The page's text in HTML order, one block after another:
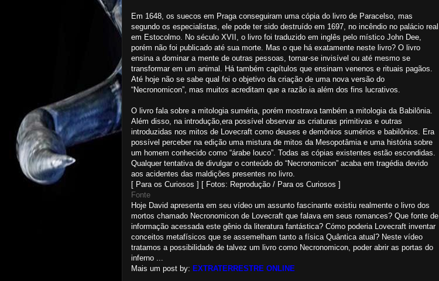
Em 1648, os suecos em Praga conseguiram uma cópia do livro de Paracelso, mas
segundo os especialistas, ele pode ter sido destruído em 1697, no incêndio no palácio real
em Estocolmo. No século XVII, o livro foi traduzido em inglês pelo místico John Dee,
porém não foi publicado até sua morte. Mas o que há exatamente neste livro? O livro
ensina a dominar a mente de outras pessoas, tornar-se invisível ou até mesmo se
transformar em um animal. Há também capítulos que ensinam venenos e rituais pagãos.
Até hoje não se sabe qual foi o objetivo da criação de uma nova versão do
“Necronomicon”, mas muitos acreditam que a razão ia além dos fins lucrativos.
O livro fala sobre a mitologia suméria, porém mostrava também a mitologia da Babilônia.
Além disso, na introdução,era possível observar as criaturas primitivas e outras
introduzidas nos mitos de Lovecraft como deuses e demônios sumérios e babilônios. Era
possível perceber na edição uma mistura de mitos da Mesopotâmia e uma história sobre
um homem conhecido como “árabe louco”. Todas as cópias existentes estão escondidas.
Qualquer tentativa de divulgar o conteúdo do “Necronomicon” acaba em tragédia devido
aos acidentes das maldições presentes no livro.
[ Para os Curiosos ] [ Fotos: Reprodução / Para os Curiosos ]
Fonte
Hoje David apresenta em seu vídeo um assunto fascinante existiu realmente o livro dos
mortos chamado Necronomicon de Lovecraft que falava em seus romances? Que fonte de
informação acessada este gênio da literatura fantástica? Cómo poderia Lovecraft inventar
conceitos metafísicos que se assemelham tanto a física Quântica atual? Neste vídeo
tratamos a possibilidade de talvez um livro como Necronomicon, poder abrir as portas do
inferno ...
Mais um post by: EXTRATERRESTRE ONLINE